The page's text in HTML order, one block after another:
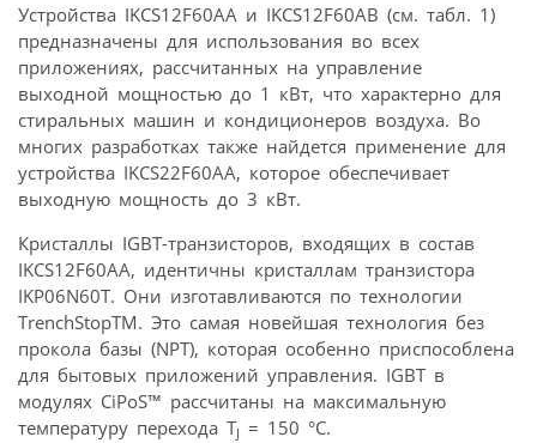
Устройства IKCS12F60AA и IKCS12F60AB (см. табл. 1)
предназначены для использования во всех
приложениях, рассчитанных на управление
выходной мощностью до 1 кВт, что характерно для
стиральных машин и кондиционеров воздуха. Во
многих разработках также найдется применение для
устройства IKCS22F60AA, которое обеспечивает
выходную мощность до 3 кВт.
Кристаллы IGBT-транзисторов, входящих в состав
IKCS12F60AA, идентичны кристаллам транзистора
IKP06N60T. Они изготавливаются по технологии
TrenchStopTM. Это самая новейшая технология без
прокола базы (NPT), которая особенно приспособлена
для бытовых приложений управления. IGBT в
модулях CiPoS™ рассчитаны на максимальную
температуру перехода TJ = 150 °C.